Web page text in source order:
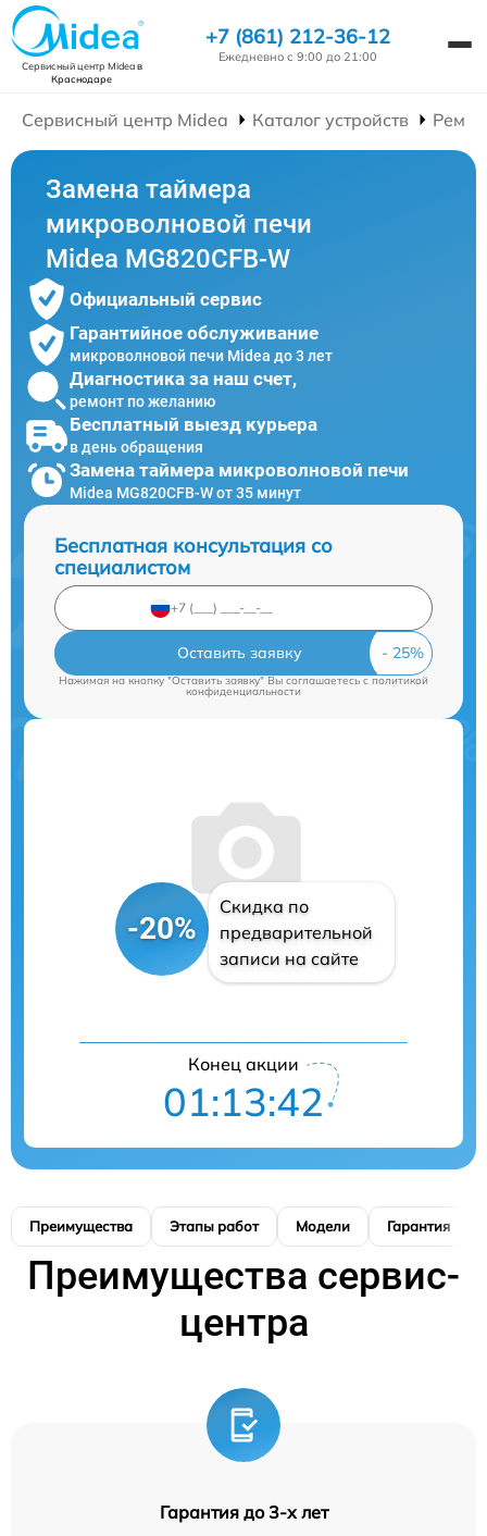
Сервисный центр Mideaв
Краснодаре
+7 (861) 212-36-12
Ежедневно с 9:00 до 21:00
Сервисный центр Midea Каталог устройств
Замена таймера
микроволновой печи
Midea MG820CFB-W
Официальный сервис
Гарантийное обслуживание
микроволновой печи Midea до 3 лет
Диагностика за наш счет,
ремонт по желанию
Бесплатный выезд курьера
в день обращения
Замена таймера микроволновой печи
Midea MG820CFB-W от 35 минут
Бесплатная консультация со
специалистом
Оставить заявку
Нажимая на кнопку "Оставить заявку" Вы соглашаетесь cполитикой
конфиденциальности
-20%
Скидка по
предварительной
записи на сайте
Конец акции
01:13:41
Преимущества Этапы работ Модели Гарантия
Преимущества сервис-
центра
Гарантия до 3-х лет